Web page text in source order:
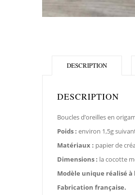
DESCRIPTION
DESCRIPTION
Boucles d’oreilles en
Poids : environ 1,5g
Matériaux : papier de
Dimensions : la cocotte
Modèle unique réalisé à
Fabrication française.